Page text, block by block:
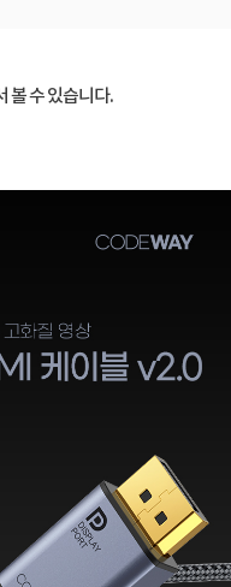
볼 수 있습니다.